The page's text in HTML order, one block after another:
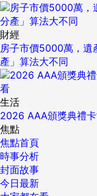
財經
房子市價5000萬，遺
產」算法大不同
生活
2026 AAA頒獎典禮
焦點
焦點首頁
時事分析
封面故事
今日最新